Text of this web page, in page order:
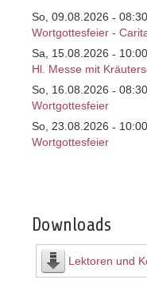
So, 09.08.2026 - 08:30
Wortgottesfeier -
Sa, 15.08.2026 - 10:00
Hl. Messe mit
So, 16.08.2026 - 08:30
Wortgottesfeier
So, 23.08.2026 - 10:00
Wortgottesfeier
Downloads
Lektoren und